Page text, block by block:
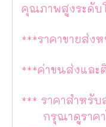
คุณภาพสูงระดับ
***ราคาขายส่ง
***ค่าขนส่งและ
*** ราคาสำหรับ
กรุณาดูราคา